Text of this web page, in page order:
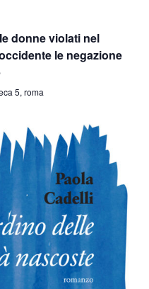
donne violati nel
le negazione
5, roma